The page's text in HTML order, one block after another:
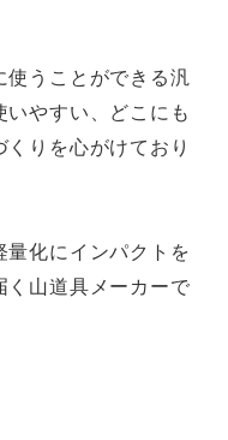
使うことができる汎
やすい、どこにも
りを心がけており
化にインパクトを
く山道具メーカーで